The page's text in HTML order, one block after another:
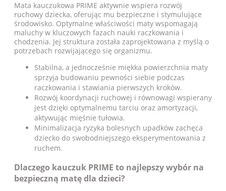
Mata kauczukowa PRIME aktywnie wspiera rozwój
ruchowy dziecka, oferując mu bezpieczne i stymulujące
środowisko. Optymalne właściwości maty wspomagają
maluchy w kluczowych fazach nauki raczkowania i
chodzenia. Jej struktura została zaprojektowana z myślą o
potrzebach rozwijającego się organizmu.
Stabilna, a jednocześnie miękka powierzchnia maty
sprzyja budowaniu pewności siebie podczas
raczkowania i stawiania pierwszych kroków.
Rozwój koordynacji ruchowej i równowagi wspierany
jest dzięki optymalnemu tarciu oraz amortyzacji,
aktywując mięśnie tułowia.
Minimalizacja ryzyka bolesnych upadków zachęca
dziecko do swobodniejszego eksperymentowania z
ruchem.
Dlaczego kauczuk PRIME to najlepszy wybór na
bezpieczną matę dla dzieci?